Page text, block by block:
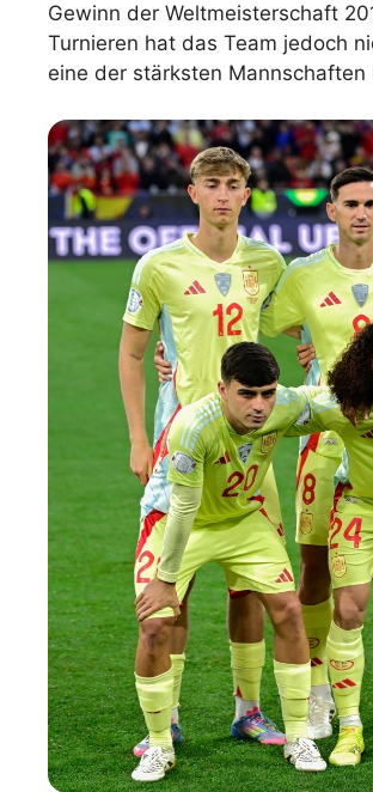
Gewinn der Weltmeisterschaft
Turnieren hat das Team jedoch
eine der stärksten